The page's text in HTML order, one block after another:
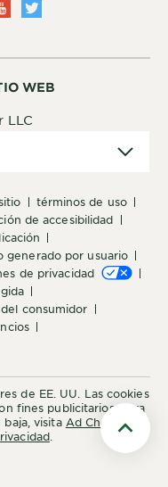
WEB
términos de uso
de accesibilidad
generado por usuario
de privacidad
consumidor
LLC
de EE. UU. Las cookies
fines publicitarios. Para
visita Ad Choices
. Scroll